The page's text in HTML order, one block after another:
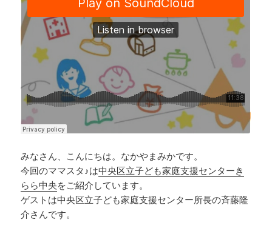
みなさん、こんにちは。なかやまみかです。
今回のママスタ♪は中央区立子ども家庭支援センターき
らら中央をご紹介しています。
ゲストは中央区立子ども家庭支援センター所長の斉藤隆
介さんです。